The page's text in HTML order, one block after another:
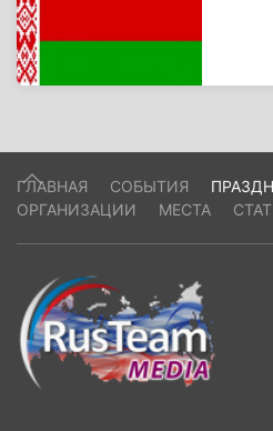
ГЛАВНАЯ СОБЫТИЯ
ОРГАНИЗАЦИИ
МЕСТА